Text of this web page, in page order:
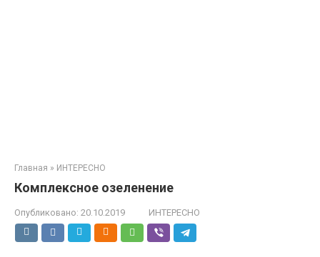
Главная » ИНТЕРЕСНО
Комплексное озеленение
Опубликовано: 20.10.2019 ИНТЕРЕСНО